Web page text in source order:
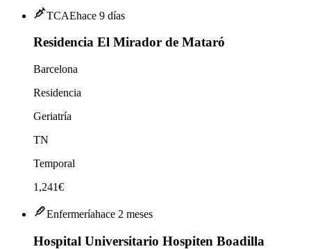
TCAEhace 9 días
Residencia El Mirador de Mataró
Barcelona
Residencia
Geriatría
TN
Temporal
1,241€
Enfermeríahace 2 meses
Hospital Universitario Hospiten Boadilla